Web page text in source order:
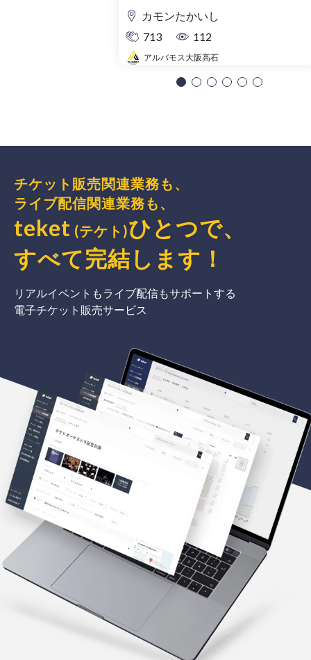
カモンたかいし
713
112
アルバモス大阪高石
チケット販売関連業務も、
ライブ配信関連業務も、
teket (テケト)ひとつで、
すべて完結 します ！
リアルイベントもライブ配信もサポートする
電子チケット販売サービス